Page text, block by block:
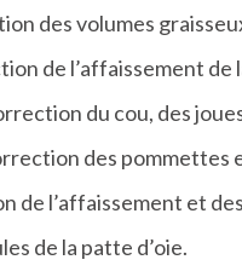
des volumes
de l’affaissement de
du cou, des
des pommettes
de l’affaissement et
de la patte d’oie.